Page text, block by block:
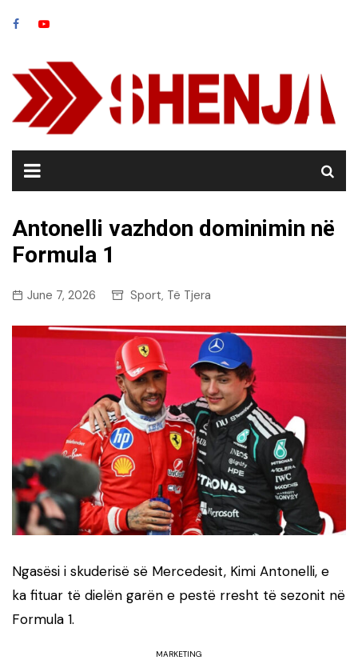
Antonelli vazhdon dominimin në
Formula 1
June 7, 2026 Sport, Të Tjera
Ngasësi i skuderisë së Mercedesit, Kimi Antonelli, e
ka fituar të dielën garën e pestë rresht të sezonit në
Formula 1.
MARKETING